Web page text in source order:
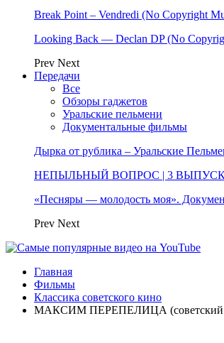
Break Point – Vendredi (No Copyright
Looking Back — Declan DP (No
Prev Next
Передачи
Все
Обзоры гаджетов
Уральские пельмени
Документальные фильмы
Дырка от рублика – Уральские
НЕПЫЛЬНЫЙ ВОПРОС | 3
«Песняры — молодость моя».
Prev Next
Главная
Фильмы
Классика советского кино
МАКСИМ ПЕРЕПЕЛИЦА (советский